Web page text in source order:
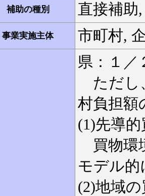
補助の種別 直接補助
事業実施主体 市町村,
県：１
ただし
村負担額
(1)先導
買物環
モデル的
(2)地域